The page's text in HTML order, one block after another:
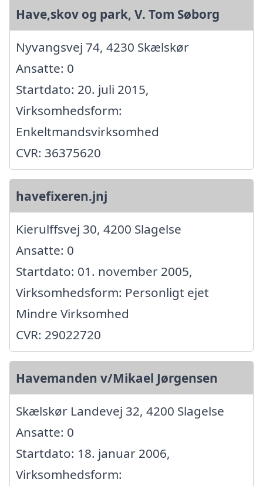
Have,skov og park, V. Tom Søborg
Nyvangsvej 74, 4230 Skælskør
Ansatte: 0
Startdato: 20. juli 2015,
Virksomhedsform:
Enkeltmandsvirksomhed
CVR: 36375620
havefixeren.jnj
Kierulffsvej 30, 4200 Slagelse
Ansatte: 0
Startdato: 01. november 2005,
Virksomhedsform: Personligt ejet
Mindre Virksomhed
CVR: 29022720
Havemanden v/Mikael Jørgensen
Skælskør Landevej 32, 4200 Slagelse
Ansatte: 0
Startdato: 18. januar 2006,
Virksomhedsform: